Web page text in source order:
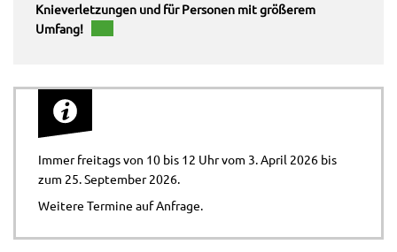
Knieverletzungen und für Personen mit größerem
Umfang!
Immer freitags von 10 bis 12 Uhr vom 3. April 2026 bis
zum 25. September 2026.
Weitere Termine auf Anfrage.